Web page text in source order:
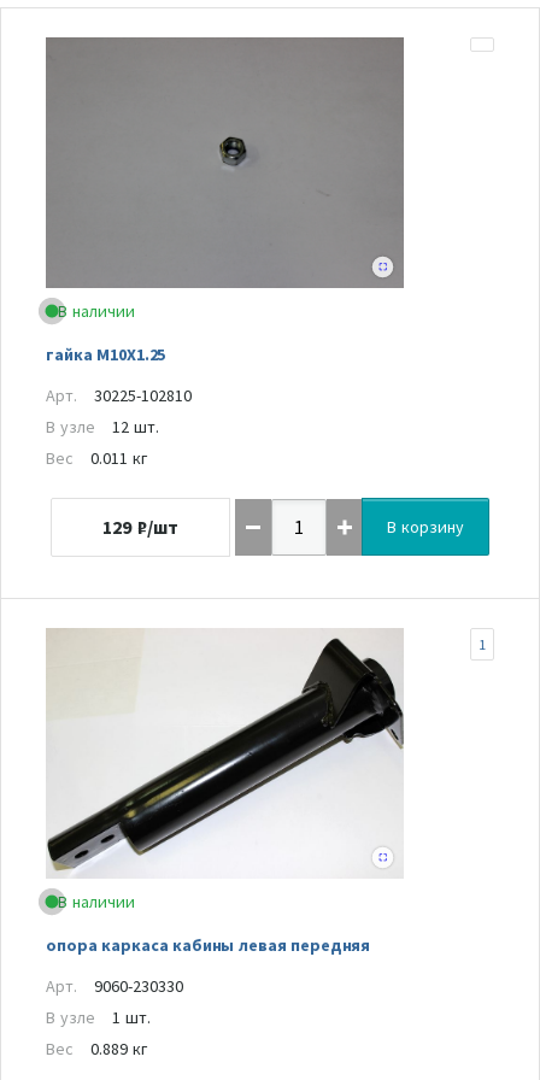
В наличии
гайка M10X1.25
Арт.
30225-102810
В узле
12 шт.
Вес
0.011 кг
129 ₽/шт В корзину
В наличии
опора каркаса кабины левая передняя
1
Арт.
9060-230330
В узле
1 шт.
Вес
0.889 кг